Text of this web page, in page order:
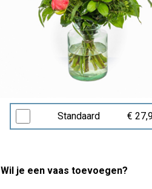
Standaard €
Wil je een vaas toevoegen?